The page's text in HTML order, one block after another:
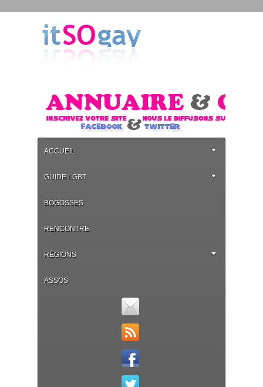
ACCUEIL
GUIDE LGBT
BOGOSSES
RENCONTRE
RÉGIONS
ASSOS